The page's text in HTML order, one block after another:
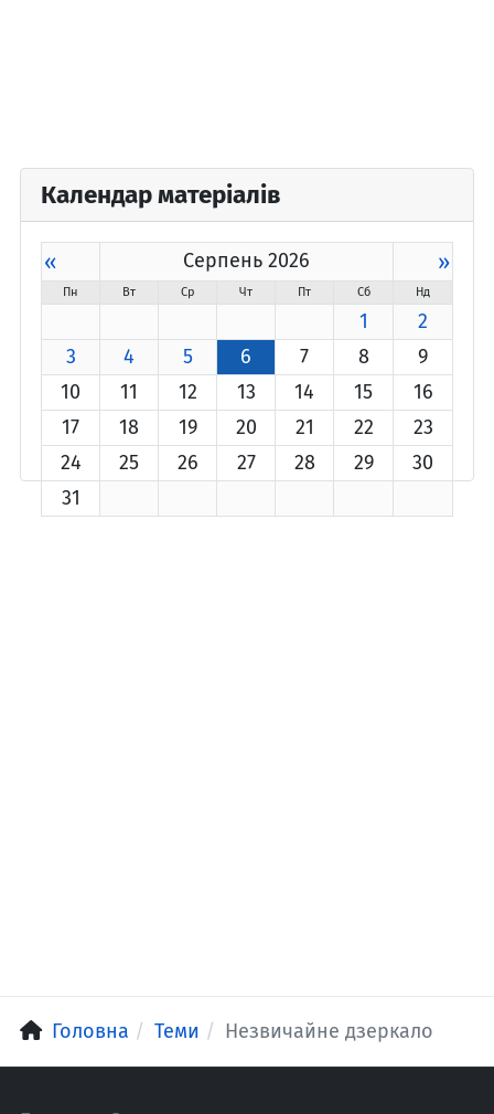
Календар матеріалів
« Серпень 2026 »
Пн Вт Ср Чт Пт Сб Нд
1
2
3
4 5 6 7 8
9
10
11 12 13 14 15
16
17
18 19 20 21 22
23
24
25 26 27 28 29
30
31
Головна Теми Незвичайне дзеркало